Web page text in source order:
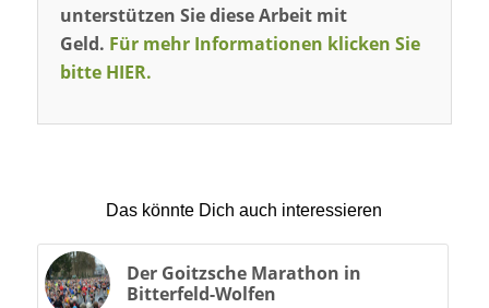
unterstützen Sie diese Arbeit mit
Geld. Für mehr Informationen klicken Sie
bitte HIER.
Das könnte Dich auch interessieren
Der Goitzsche Marathon in
Bitterfeld-Wolfen